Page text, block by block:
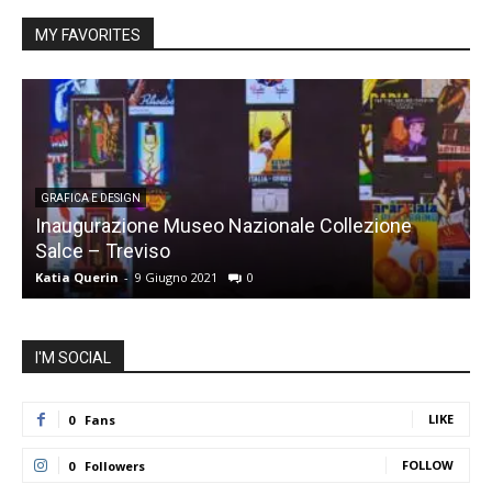
MY FAVORITES
GRAFICA E DESIGN
Inaugurazione Museo Nazionale Collezione
Salce – Treviso
Katia Querin - 9 Giugno 2021 0
I'M SOCIAL
0 Fans LIKE
0 Followers FOLLOW